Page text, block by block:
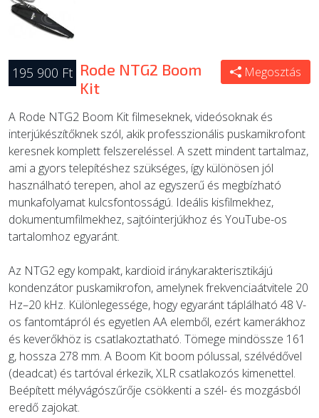
195 900 Ft Rode NTG2 Boom
Kit
Megosztás
A Rode NTG2 Boom Kit filmeseknek, videósoknak és
interjúkészítőknek szól, akik professzionális puskamikrofont
keresnek komplett felszereléssel. A szett mindent tartalmaz,
ami a gyors telepítéshez szükséges, így különösen jól
használható terepen, ahol az egyszerű és megbízható
munkafolyamat kulcsfontosságú. Ideális kisfilmekhez,
dokumentumfilmekhez, sajtóinterjúkhoz és YouTube-os
tartalomhoz egyaránt.
Az NTG2 egy kompakt, kardioid iránykarakterisztikájú
kondenzátor puskamikrofon, amelynek frekvenciaátvitele 20
Hz–20 kHz. Különlegessége, hogy egyaránt táplálható 48 V-
os fantomtápról és egyetlen AA elemből, ezért kamerákhoz
és keverőkhöz is csatlakoztatható. Tömege mindössze 161
g, hossza 278 mm. A Boom Kit boom pólussal, szélvédővel
(deadcat) és tartóval érkezik, XLR csatlakozós kimenettel.
Beépített mélyvágószűrője csökkenti a szél- és mozgásból
eredő zajokat.